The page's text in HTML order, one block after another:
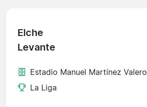
Elche
Levante
Estadio Manuel Martínez Valero
La Liga